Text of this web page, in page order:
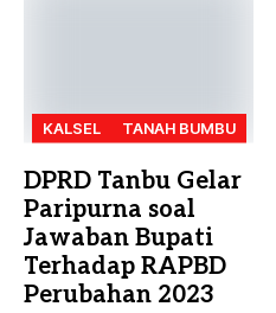
KALSEL TANAH BUMBU
DPRD Tanbu Gelar
Paripurna soal
Jawaban Bupati
Terhadap RAPBD
Perubahan 2023